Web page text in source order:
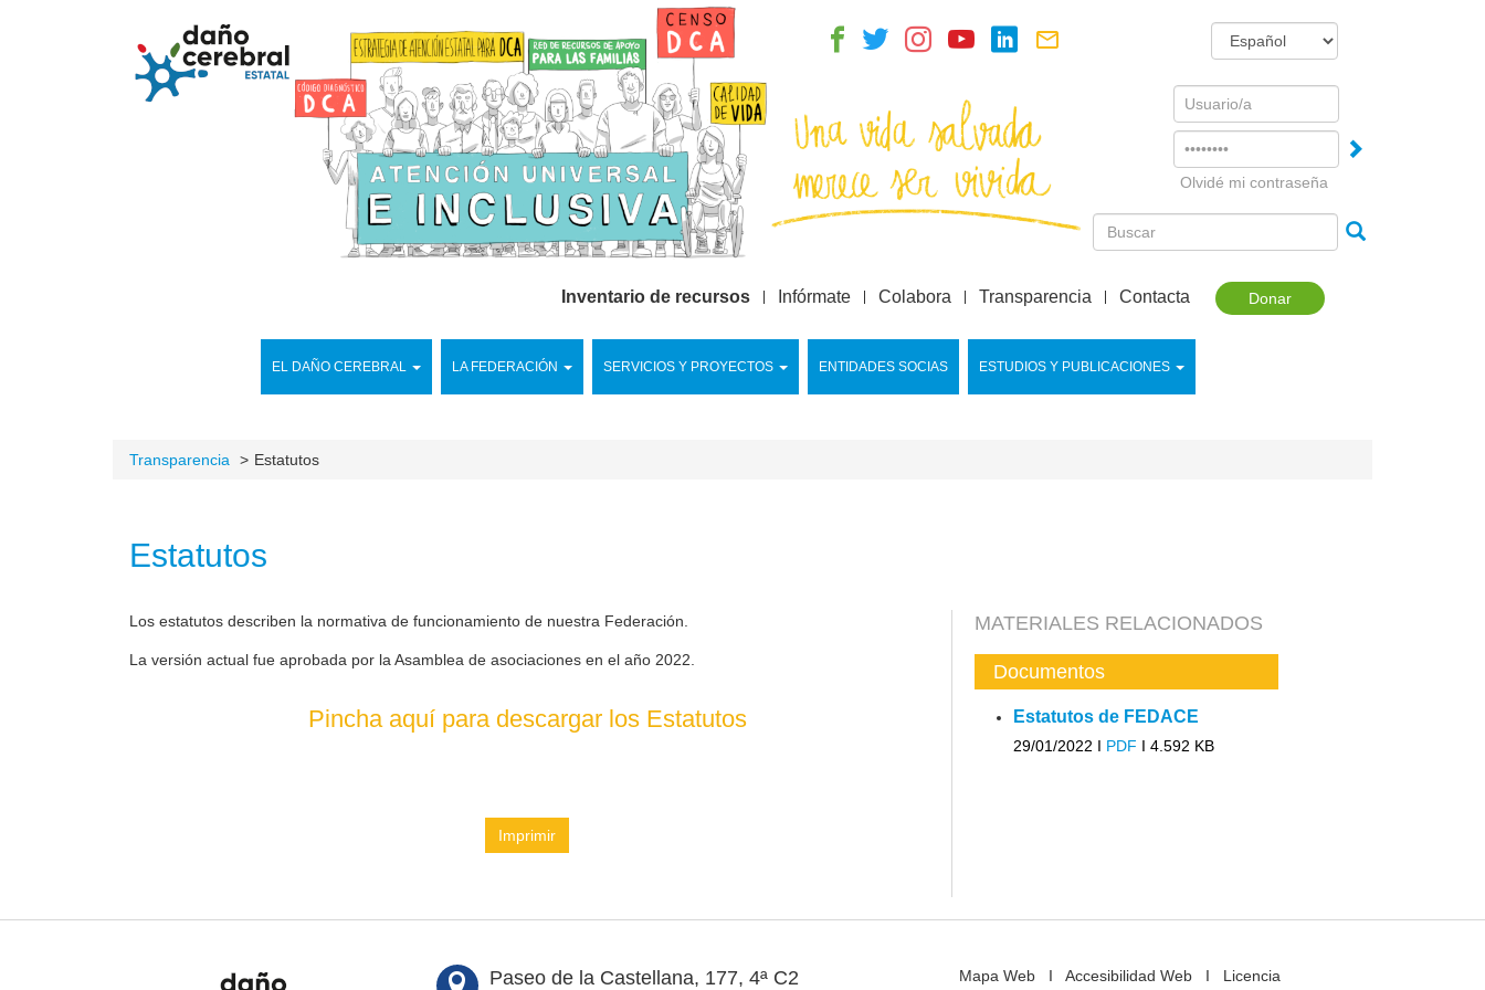
Username
Olvidé mi contraseña
Donar
EL DAÑO CEREBRAL LA FEDERACIÓN SERVICIOS Y PROYECTOS ENTIDADES SOCIAS ESTUDIOS Y PUBLICACIONES
Inventario de recursos Infórmate Colabora Transparencia Contacta
Transparencia Estatutos
Estatutos
Los estatutos describen la normativa de funcionamiento de nuestra Federación.
La versión actual fue aprobada por la Asamblea de asociaciones en el año 2022.
Pincha aquí para descargar los Estatutos
Imprimir
MATERIALES RELACIONADOS
Documentos
Estatutos de FEDACE
29/01/2022 I PDF I 4.592 KB
Paseo de la Castellana, 177, 4ª C2 Mapa WebI Accesibilidad WebI Licencia